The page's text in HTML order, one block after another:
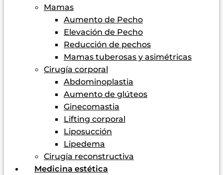
Mamas
Aumento de Pecho
Elevación de Pecho
Reducción de pechos
Mamas tuberosas y asimétricas
Cirugía corporal
Abdominoplastia
Aumento de glúteos
Ginecomastia
Lifting corporal
Liposucción
Lipedema
Cirugía reconstructiva
Medicina estética